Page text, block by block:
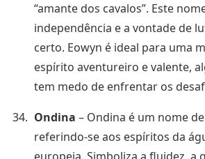
“amante dos cavalos”. Este
independência e a vontade de
certo. Eowyn é ideal para uma
espírito aventureiro e valente,
tem medo de enfrentar os
Ondina – Ondina é um nome
referindo-se aos espíritos da